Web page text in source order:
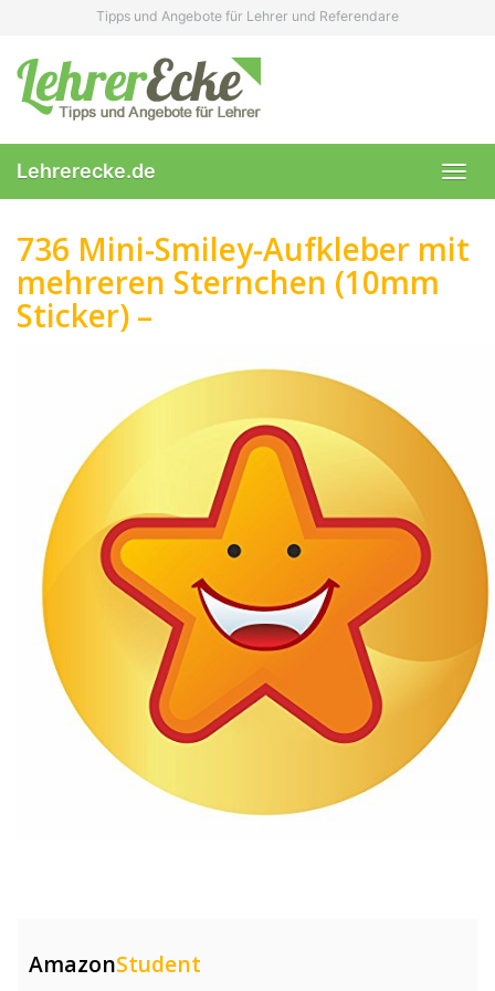
content
Tipps und Angebote für Lehrer und Referendare
Lehrerecke.de
736 Mini-Smiley-Aufkleber mit
mehreren Sternchen (10mm
Sticker) –
AmazonStudent